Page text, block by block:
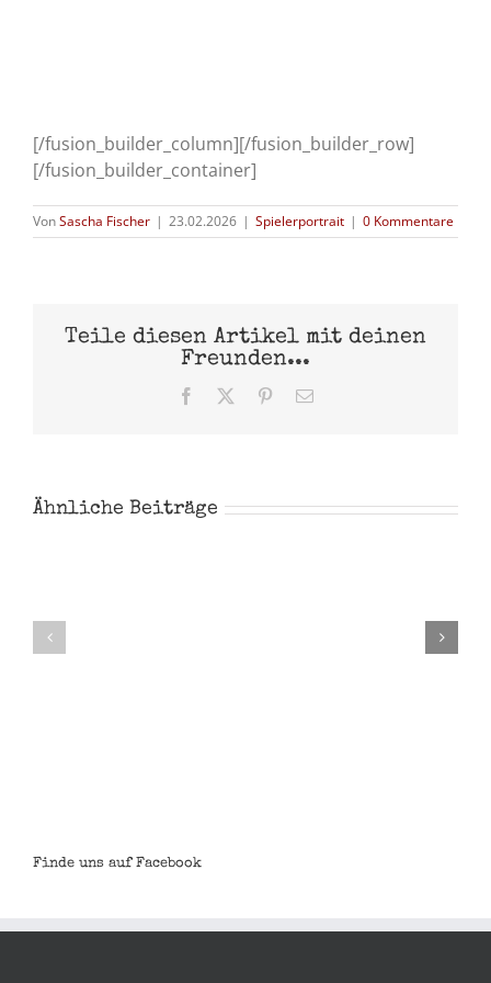
[/fusion_builder_column][/fusion_builder_row]
[/fusion_builder_container]
VonSascha Fischer | 23.02.2026 | Spielerportrait | 0 Kommentare
Teile diesen Artikel mit deinen
Freunden...
Facebook Pinterest
E-
Ähnliche Beiträge
Finde uns auf Facebook